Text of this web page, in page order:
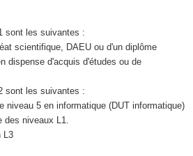
sont les suivantes :
scientifique, DAEU ou d'un diplôme
dispense d'acquis d'études ou de
sont les suivantes :
niveau 5 en informatique (DUT informatique)
niveaux L1.
L3